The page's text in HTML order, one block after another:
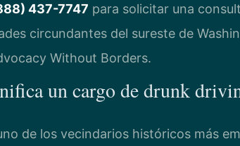
437-7747 para solicitar una
circundantes del sureste de
Without Borders.
un cargo de drunk
de los vecindarios históricos más